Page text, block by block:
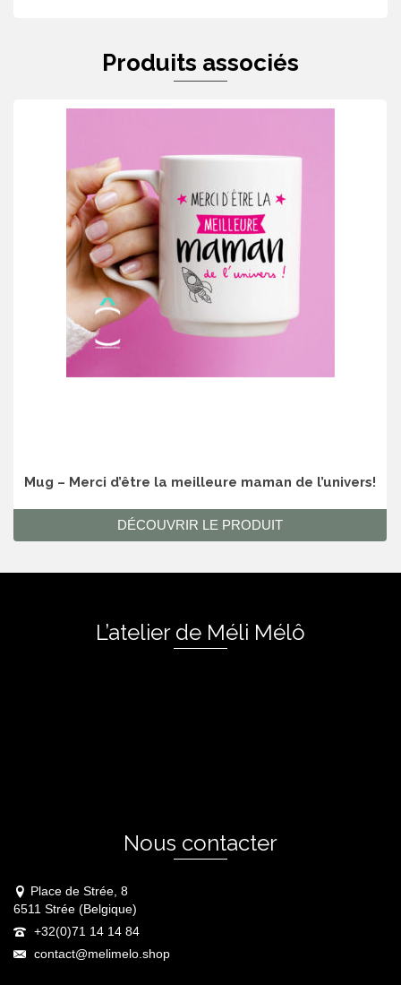
Produits associés
Mug – Merci d’être la meilleure maman de l’univers!
DÉCOUVRIR LE PRODUIT
L’atelier de Méli Mélô
Nous contacter
Place de Strée, 8
6511 Strée (Belgique)
+32(0)71 14 14 84
contact@melimelo.shop